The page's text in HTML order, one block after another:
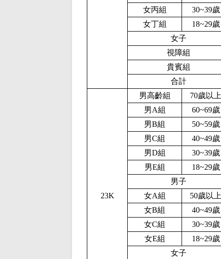
女丙組
30~39歲
女丁組
18~29歲
女子
視障組
貴賓組
合計
23K
男高齡組
70歲以上
男A組
60~69歲
男B組
50~59歲
男C組
40~49歲
男D組
30~39歲
男E組
18~29歲
男子
女A組
50歲以上
女B組
40~49歲
女C組
30~39歲
女E組
18~29歲
女子